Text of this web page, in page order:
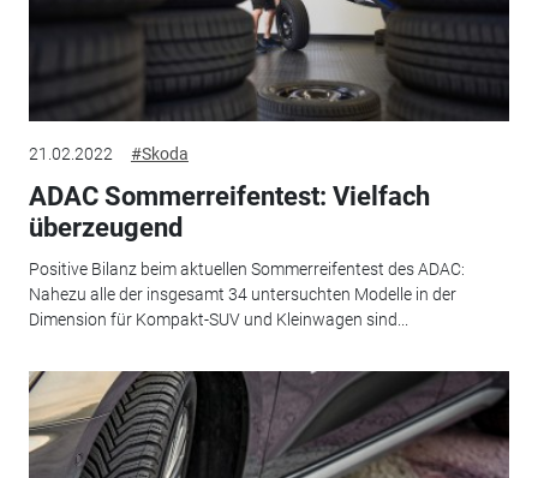
21.02.2022 #Skoda
ADAC Sommerreifentest: Vielfach
überzeugend
Positive Bilanz beim aktuellen Sommerreifentest des ADAC:
Nahezu alle der insgesamt 34 untersuchten Modelle in der
Dimension für Kompakt-SUV und Kleinwagen sind...